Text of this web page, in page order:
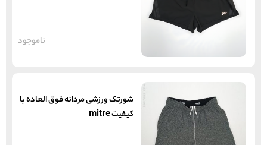
ناموجود
شورتک ورزشی مردانه فوق العاده با
کیفیت mitre